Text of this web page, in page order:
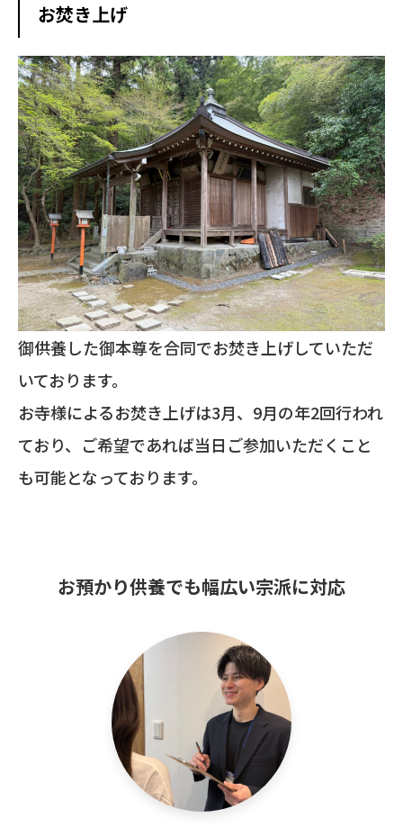
お焚き上げ
御供養した御本尊を合同でお焚き上げしていただ
いております。
お寺様によるお焚き上げは3月、9月の年2回行われ
ており、ご希望であれば当日ご参加いただくこと
も可能となっております。
お預かり供養でも幅広い宗派に対応